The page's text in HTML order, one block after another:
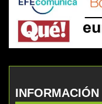
INFORMACIÓN